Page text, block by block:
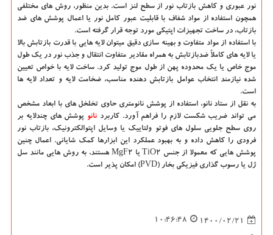
نور عبوری و کاهش بازتاب نور از سطح لنز است. بدین منظور، روش های مختلفی
همچون استفاده از مواد شفاف با قابلیت عبور کامل نور یا اعمال پوشش های ضد
بازتاب، در ساخت تجهیزات اپتیکی مورد توجه قرار گرفته است.
با استفاده از مواد متفاوت و بهینه سازی دقیق میتوان لایه هایی با قدرت بازتابش بالا
یا لایه های کاملاً ضدبازتابش به همراه مقادیر متفاوت انتقال و جذب نور در یک طول
موج خاص یا یک محدوده پهن از طول موج تولید کرد. ساخت لایه با خواص تعیین
شده نیازمند انتخاب عوامل بازتابش دهنده مناسب، ضخامت لایه و تعداد لایه ها
است.
به نقل از ستاد نانو، استفاده از پوشش نانومتری حاوی تخلخل های با ابعاد مشخص
می تواند ضریب شکست لازم را فراهم آورد. کاربرد نانو پوشش های چندلایه بر
روی سطح جلویی سلول های فوتو ولتاییک یا وسایل اپتوالکترونیک، بازتاب نور
فرودی را کاهش داده و به بهبود عملکرد این ابزارها کمک شایانی. اعمال چنین
پوشش هایی که معمولا از جنس TiO۲ یا MgF۲ هستند، به روش هایی مانند سل
ژل یا رسوب گذاری فیزیکی بخار (PVD) امکان پذیر است.
1400/02/21
10:46:48